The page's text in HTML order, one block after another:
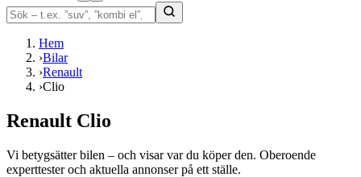
Hem
›Bilar
›Renault
›Clio
Renault Clio
Vi betygsätter bilen – och visar var du köper den. Oberoende
experttester och aktuella annonser på ett ställe.